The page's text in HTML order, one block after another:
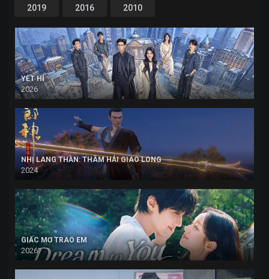
2019 2016 2010
YẾT HÍ
2026
NHỊ LANG THẦN: THÂM HẢI GIAO LONG
2024
GIẤC MƠ TRAO EM
2026